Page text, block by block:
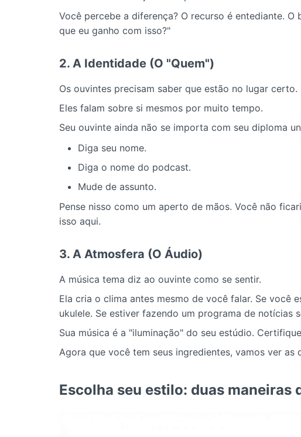
Você percebe a diferença? O recurso é entediante.
que eu ganho com isso?"
2. A Identidade (O "Quem")
Os ouvintes precisam saber que estão no lugar
Eles falam sobre si mesmos por muito tempo.
Seu ouvinte ainda não se importa com seu diploma
Diga seu nome.
Diga o nome do podcast.
Mude de assunto.
Pense nisso como um aperto de mãos. Você não
isso aqui.
3. A Atmosfera (O Áudio)
A música tema diz ao ouvinte como se sentir.
Ela cria o clima antes mesmo de você falar. Se você
ukulele. Se estiver fazendo um programa de notícias
Sua música é a "iluminação" do seu estúdio.
Agora que você tem seus ingredientes, vamos ver as
Escolha seu estilo: duas maneiras